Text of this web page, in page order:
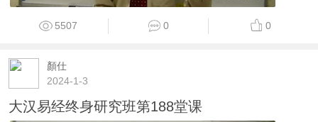
5507 0 0
顏仕
2024-1-3
大汉易经终身研究班第188堂课